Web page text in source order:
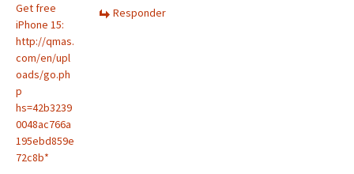
Get free
iPhone 15:
http://qmas.
com/en/upl
oads/go.ph
p
hs=42b3239
0048ac766a
195ebd859e
72c8b*
Responder